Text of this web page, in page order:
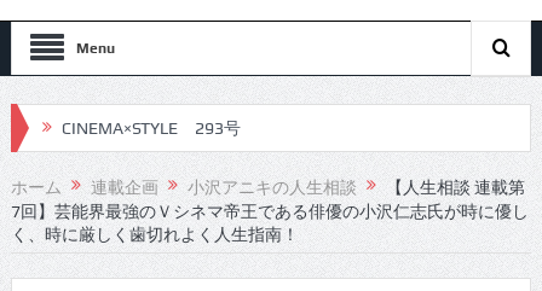
Menu
CINEMA×STYLE 292号
CINEMA×STYLE 291号
CINEMA×STYLE 290号
CINEMA×STYLE 289号
ホーム 連載企画 小沢アニキの人生相談
【人生相談 連載第
7回】芸能界最強のＶシネマ帝王である俳優の小沢仁志氏が時に優し
く、時に厳しく歯切れよく人生指南！